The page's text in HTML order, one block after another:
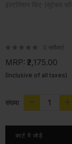
0 समीक्षाएं
MRP: ₹2,175.00
(Inclusive of all taxes)
संख्या
कार्ट में जोड़ें